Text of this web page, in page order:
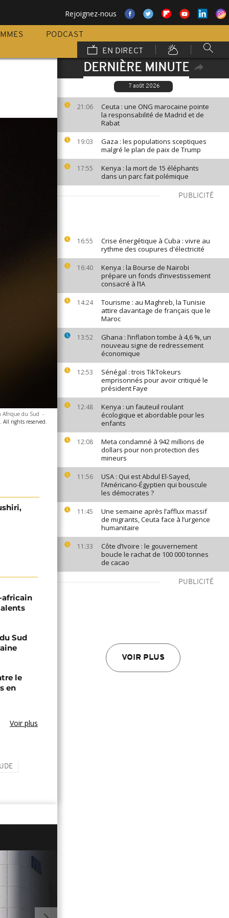
Rejoignez-nous
PODCAST
EN DIRECT
DERNIÈRE MINUTE
7 août 2026
21:06
Ceuta : une ONG marocaine pointe
la responsabilité de Madrid et de
Rabat
19:03
Gaza : les populations sceptiques
malgré le plan de paix de Trump
17:55
Kenya : la mort de 15 éléphants
dans un parc fait polémique
PUBLICITÉ
16:55
Crise énergétique à Cuba : vivre au
rythme des coupures d'électricité
16:40
Kenya : la Bourse de Nairobi
prépare un fonds d’investissement
consacré à l’IA
14:24
Tourisme : au Maghreb, la Tunisie
attire davantage de français que le
Maroc
13:52
Ghana : l’inflation tombe à 4,6 %, un
nouveau signe de redressement
économique
12:53
Sénégal : trois TikTokeurs
emprisonnés pour avoir critiqué le
président Faye
12:48
Kenya : un fauteuil roulant
écologique et abordable pour les
enfants
12:08
Meta condamné à 942 millions de
dollars pour non protection des
mineurs
11:56
USA : Qui est Abdul El-Sayed,
l’Américano-Égyptien qui bouscule
les démocrates ?
11:45
Une semaine après l’afflux massif
de migrants, Ceuta face à l’urgence
humanitaire
11:33
Côte d’Ivoire : le gouvernement
boucle le rachat de 100 000 tonnes
de cacao
PUBLICITÉ
VOIR PLUS
Afrique du Sud -
All rights reserved.
africain
Sud
le
en
Voir plus